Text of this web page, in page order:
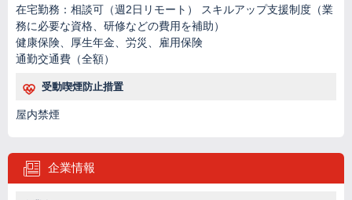
在宅勤務：相談可（週2日リモート） スキルアップ支援制度（業
務に必要な資格、研修などの費用を補助）
健康保険、厚生年金、労災、雇用保険
通勤交通費（全額）
受動喫煙防止措置
屋内禁煙
企業情報